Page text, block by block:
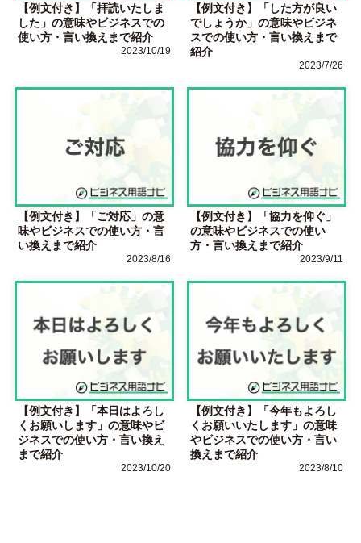
【例文付き】「拝読いたしま
した」の意味やビジネスでの
使い方・言い換えまで紹介
2023/10/19
【例文付き】「した方が良い
でしょうか」の意味やビジネ
スでの使い方・言い換えまで
紹介
2023/7/26
【例文付き】「ご対応」の意
味やビジネスでの使い方・言
い換えまで紹介
2023/8/16
【例文付き】「協力を仰ぐ」
の意味やビジネスでの使い
方・言い換えまで紹介
2023/9/11
【例文付き】「本日はよろし
くお願いします」の意味やビ
ジネスでの使い方・言い換え
まで紹介
2023/10/20
【例文付き】「今年もよろし
くお願いいたします」の意味
やビジネスでの使い方・言い
換えまで紹介
2023/8/10